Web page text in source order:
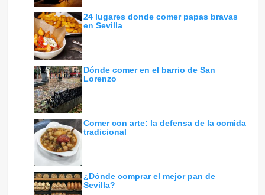
24 lugares donde comer papas bravas
en Sevilla
Dónde comer en el barrio de San
Lorenzo
Comer con arte: la defensa de la comida
tradicional
¿Dónde comprar el mejor pan de
Sevilla?